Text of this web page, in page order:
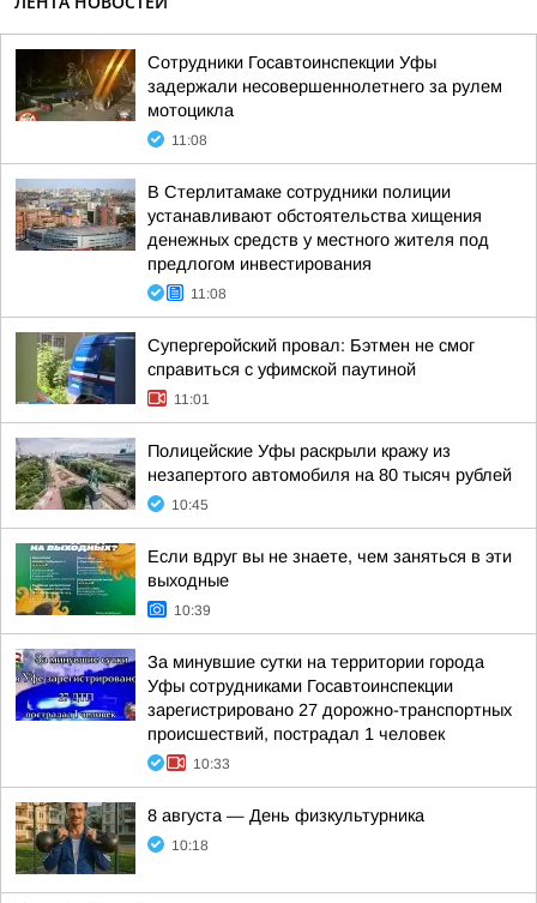
Сотрудники Госавтоинспекции Уфы
задержали несовершеннолетнего за рулем
мотоцикла
11:08
В Стерлитамаке сотрудники полиции
устанавливают обстоятельства хищения
денежных средств у местного жителя под
предлогом инвестирования
11:08
Супергеройский провал: Бэтмен не смог
справиться с уфимской паутиной
11:01
Полицейские Уфы раскрыли кражу из
незапертого автомобиля на 80 тысяч рублей
10:45
Если вдруг вы не знаете, чем заняться в эти
выходные
10:39
За минувшие сутки на территории города
Уфы сотрудниками Госавтоинспекции
зарегистрировано 27 дорожно-транспортных
происшествий, пострадал 1 человек
10:33
8 августа — День физкультурника
10:18